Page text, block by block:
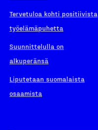
Tervetuloa kohti positiivista
työelämäpuhetta
Suunnittelulla on
alkuperänsä
Liputetaan suomalaista
osaamista